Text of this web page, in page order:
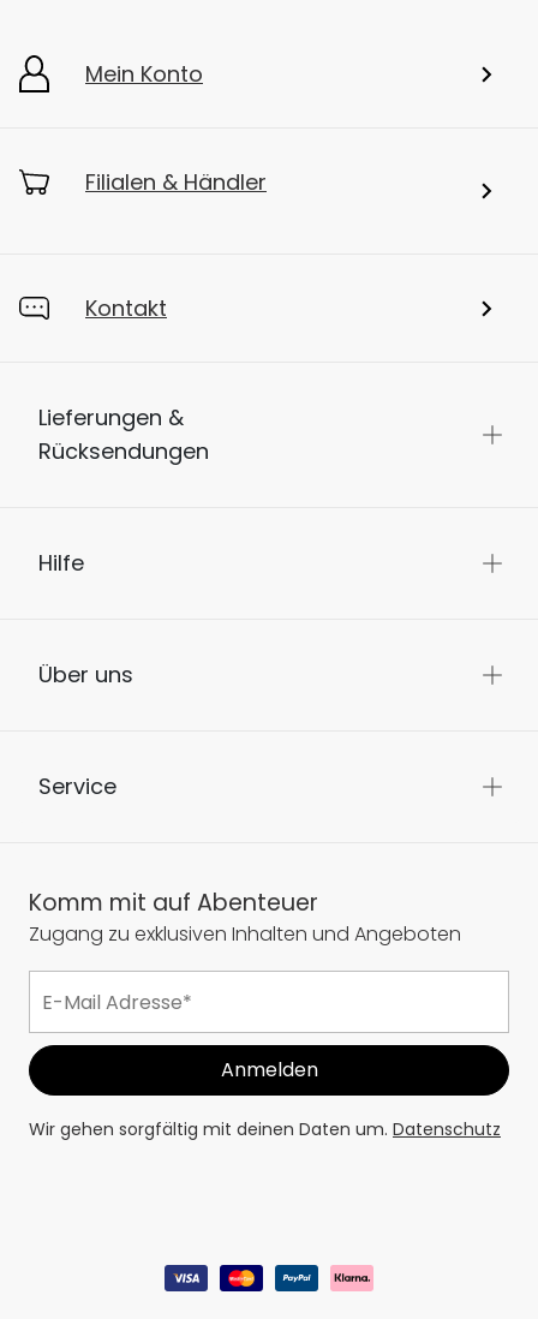
Mein Konto
Filialen & Händler
Kontakt
Lieferungen &
Rücksendungen
Hilfe
Über uns
Service
Komm mit auf Abenteuer
Zugang zu exklusiven Inhalten und Angeboten
Wir gehen sorgfältig mit deinen Daten um. Datenschutz